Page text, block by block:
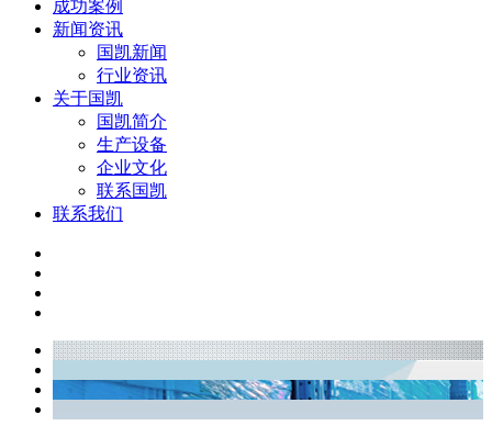
成功案例
新闻资讯
国凯新闻
行业资讯
关于国凯
国凯简介
生产设备
企业文化
联系国凯
联系我们